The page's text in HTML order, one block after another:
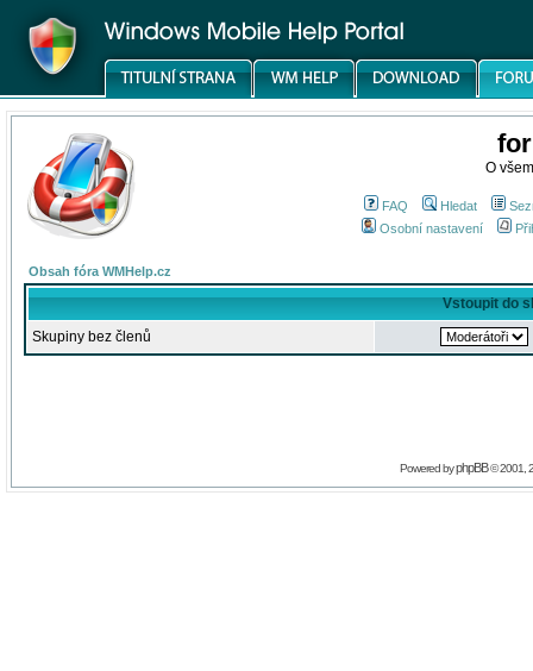
O
FAQ Hledat
Osobní nastavení
Obsah fóra WMHelp.cz
Vstoupit do
Skupiny bez členů
Powered byphpBB© 2001,